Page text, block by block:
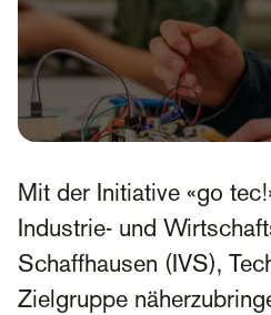
Mit der Initiative «go
Industrie- und
Schaffhausen (IVS),
Zielgruppe